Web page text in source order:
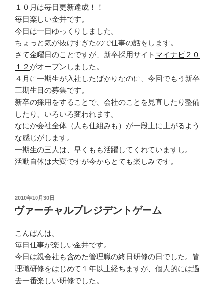
１０月は毎日更新達成！！
毎日楽しい金井です。
今日は一日ゆっくりしました。
ちょっと気が抜けすぎたので仕事の話をします。
さて金曜日のことですが、新卒採用サイト マイナビ２０
１２ がオープンしました。
４月に一期生が入社したばかりなのに、今回でもう新卒
三期生目の募集です。
新卒の採用をすることで、会社のことを見直したり整備
したり、いろいろ変われます。
なにか会社全体（人も仕組みも）が一段上に上がるよう
な感じがします。
一期生の三人は、早くもも活躍してくれていますし。
活動自体は大変ですが今からとても楽しみです。
投
稿
日:
2010年10月30日
ヴァーチャルプレジデントゲーム
こんばんは。
毎日仕事が楽しい金井です。
今日は親会社も含めた管理職の終日研修の日でした。管
理職研修をはじめて１年以上経ちますが、個人的には過
去一番楽しい研修でした。